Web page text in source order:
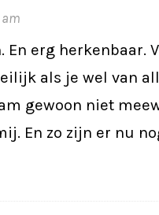
En erg herkenbaar.
als je wel van
gewoon niet
En zo zijn er nu